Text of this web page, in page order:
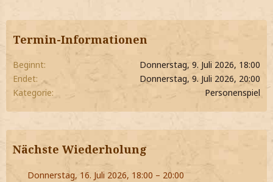
Termin-Informationen
Beginnt
Donnerstag, 9. Juli 2026, 18:00
Endet
Donnerstag, 9. Juli 2026, 20:00
Kategorie
Personenspiel
Nächste Wiederholung
Donnerstag, 16. Juli 2026, 18:00 – 20:00